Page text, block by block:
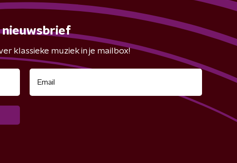
nieuwsbrief
klassieke muziek in je mailbox!